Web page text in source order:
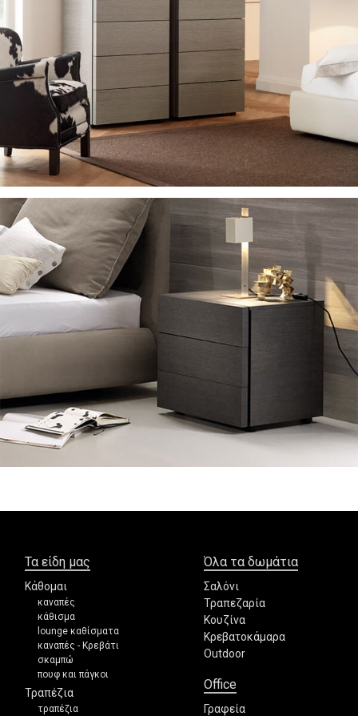
Τα είδη μας
Κάθομαι
καναπές
κάθισμα
lounge καθίσματα
καναπές - Κρεβάτι
σκαμπώ
πουφ και πάγκοι
Τραπέζια
τραπέζια
Όλα τα δωμάτια
Σαλόνι
Τραπεζαρία
Κουζίνα
Κρεβατοκάμαρα
Outdoor
Office
Γραφεία